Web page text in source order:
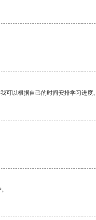
可以根据自己的时间安排学习进度。